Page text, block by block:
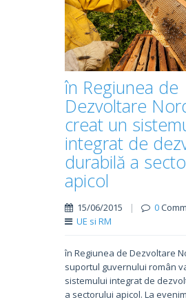
în Regiunea de
Dezvoltare
creat un
integrat de
durabilă a
apicol
15/06/2015 | 0
UE si RM
în Regiunea de Dezvoltare
suportul guvernului român
sistemului integrat de
a sectorului apicol. La